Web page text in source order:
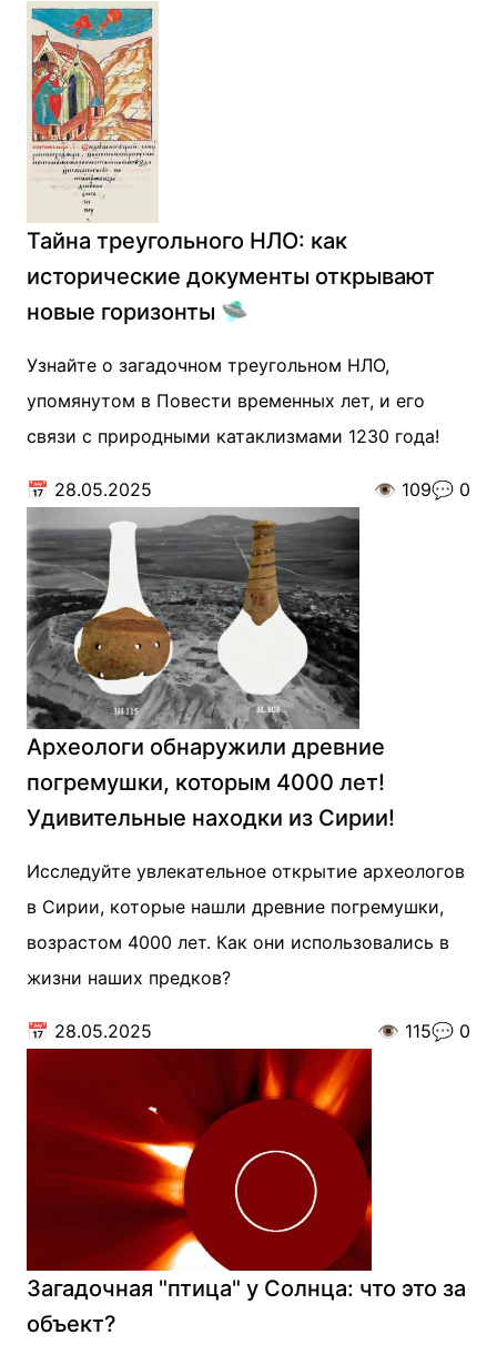
Тайна треугольного НЛО: как
исторические документы открывают
новые горизонты 🛸
Узнайте о загадочном треугольном НЛО,
упомянутом в Повести временных лет, и его
связи с природными катаклизмами 1230 года!
📅 28.05.2025 👁️ 109💬 0
Археологи обнаружили древние
погремушки, которым 4000 лет!
Удивительные находки из Сирии!
Исследуйте увлекательное открытие археологов
в Сирии, которые нашли древние погремушки,
возрастом 4000 лет. Как они использовались в
жизни наших предков?
📅 28.05.2025 👁️ 115💬 0
Загадочная "птица" у Солнца: что это за
объект?